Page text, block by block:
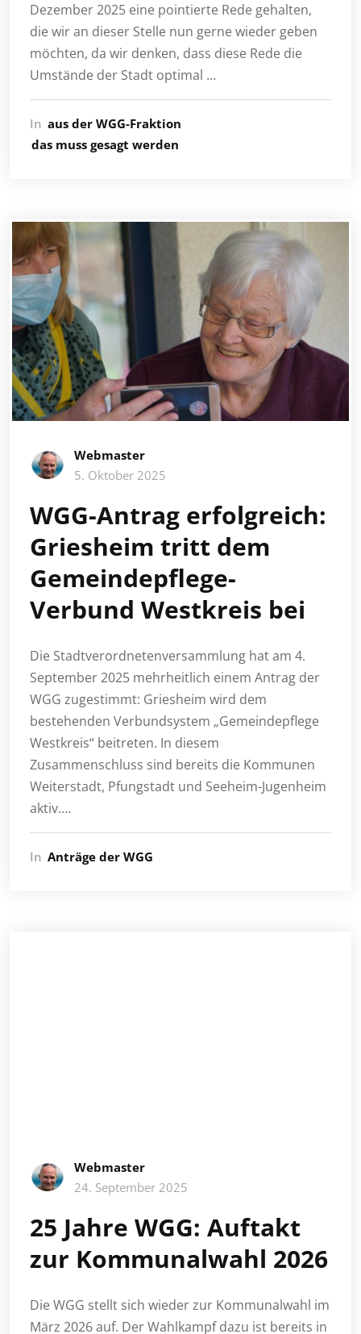
Dezember 2025 eine pointierte Rede gehalten,
die wir an dieser Stelle nun gerne wieder geben
möchten, da wir denken, dass diese Rede die
Umstände der Stadt optimal …
In aus der WGG-Fraktion
das muss gesagt werden
Webmaster
5. Oktober 2025
WGG-Antrag erfolgreich:
Griesheim tritt dem
Gemeindepflege-
Verbund Westkreis bei
Die Stadtverordnetenversammlung hat am 4.
September 2025 mehrheitlich einem Antrag der
WGG zugestimmt: Griesheim wird dem
bestehenden Verbundsystem „Gemeindepflege
Westkreis“ beitreten. In diesem
Zusammenschluss sind bereits die Kommunen
Weiterstadt, Pfungstadt und Seeheim-Jugenheim
aktiv.…
In Anträge der WGG
Webmaster
24. September 2025
25 Jahre WGG: Auftakt
zur Kommunalwahl 2026
Die WGG stellt sich wieder zur Kommunalwahl im
März 2026 auf. Der Wahlkampf dazu ist bereits in